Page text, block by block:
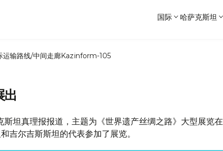
国际 哈萨克斯坦
运输路线/中间走廊Kazinform-105
出
坦真理报报道，主题为《世界遗产丝绸之路》大型展览在
吉尔吉斯斯坦的代表参加了展览。